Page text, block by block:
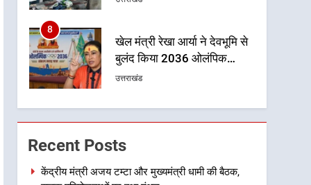
8
खेल मंत्री रेखा आर्या ने देवभूमि से
बुलंद किया 2036 ओलंपिक
मेजबानी का संकल्प
उत्तराखंड
1
केंद्रीय मंत्री अजय टम्टा और
मुख्यमंत्री धामी की बैठक, सड़क
परियोजनाओं पर हुआ मंथन
Recent Posts
केंद्रीय मंत्री अजय टम्टा और मुख्यमंत्री धामी की बैठक,